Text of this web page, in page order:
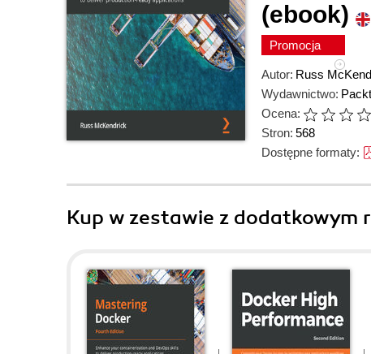
(ebook)
Promocja
Autor: Russ
Wydawnictwo:
Ocena:
Stron: 568
Dostępne formaty:
Kup w zestawie z dodatkowym